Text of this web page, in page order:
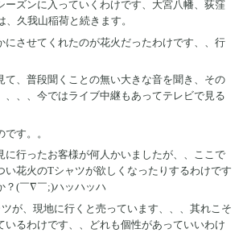
ーズンに入っていくわけです、大宮八幡、荻窪
久我山稲荷と続きます。
にさせてくれたのが花火だったわけです、、行
て、普段聞くことの無い大きな音を聞き、その
、、、今ではライブ中継もあってテレビで見る
です。。
に行ったお客様が何人かいましたが、、ここで
い花火のTシャツが欲しくなったりするわけです
？(￣∇￣;)ハッハッハ
が、現地に行くと売っています、、、其れこそ
いるわけです、、どれも個性があっていいわけ